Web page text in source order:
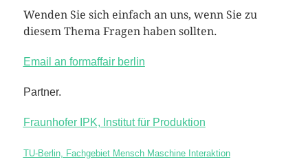
Wenden Sie sich einfach an uns, wenn Sie zu
diesem Thema Fragen haben sollten.
Email an formaffair berlin
Partner.
Fraunhofer IPK, Institut für Produktion
TU-Berlin, Fachgebiet Mensch Maschine Interaktion